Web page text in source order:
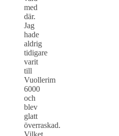
med
där.
Jag
hade
aldrig
tidigare
varit
till
Vuollerim
6000
och
blev
glatt
överraskad.
Vilket